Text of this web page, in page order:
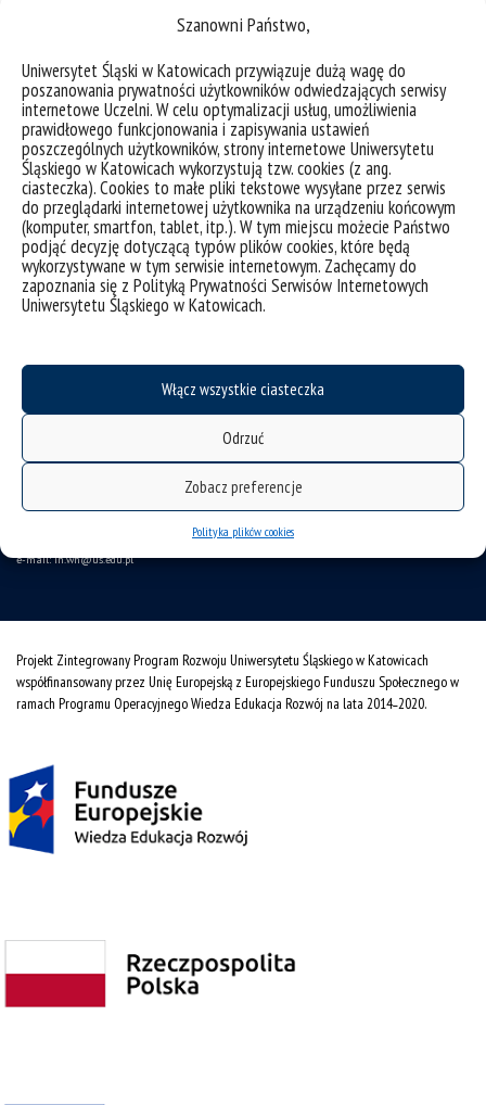
Szanowni Państwo,
Uniwersytet Śląski w Katowicach przywiązuje dużą wagę do
poszanowania prywatności użytkowników odwiedzających serwisy
internetowe Uczelni. W celu optymalizacji usług, umożliwienia
prawidłowego funkcjonowania i zapisywania ustawień
poszczególnych użytkowników, strony internetowe Uniwersytetu
Śląskiego w Katowicach wykorzystują tzw. cookies (z ang.
ciasteczka). Cookies to małe pliki tekstowe wysyłane przez serwis
do przeglądarki internetowej użytkownika na urządzeniu końcowym
(komputer, smartfon, tablet, itp.). W tym miejscu możecie Państwo
podjąć decyzję dotyczącą typów plików cookies, które będą
wykorzystywane w tym serwisie internetowym. Zachęcamy do
zapoznania się z Polityką Prywatności Serwisów Internetowych
Uniwersytetu Śląskiego w Katowicach.
Włącz wszystkie ciasteczka
Odrzuć
Zobacz preferencje
Polityka plików cookies
aby usunąć tę stronę i stworzyć nowe z własną treścią. Dobrej zabawy!
40-007 Katowice
e-mail: ih.wh@us.edu.pl
Projekt Zintegrowany Program Rozwoju Uniwersytetu Śląskiego w Katowicach
współfinansowany przez Unię Europejską z Europejskiego Funduszu Społecznego w
ramach Programu Operacyjnego Wiedza Edukacja Rozwój na lata 2014˗2020.